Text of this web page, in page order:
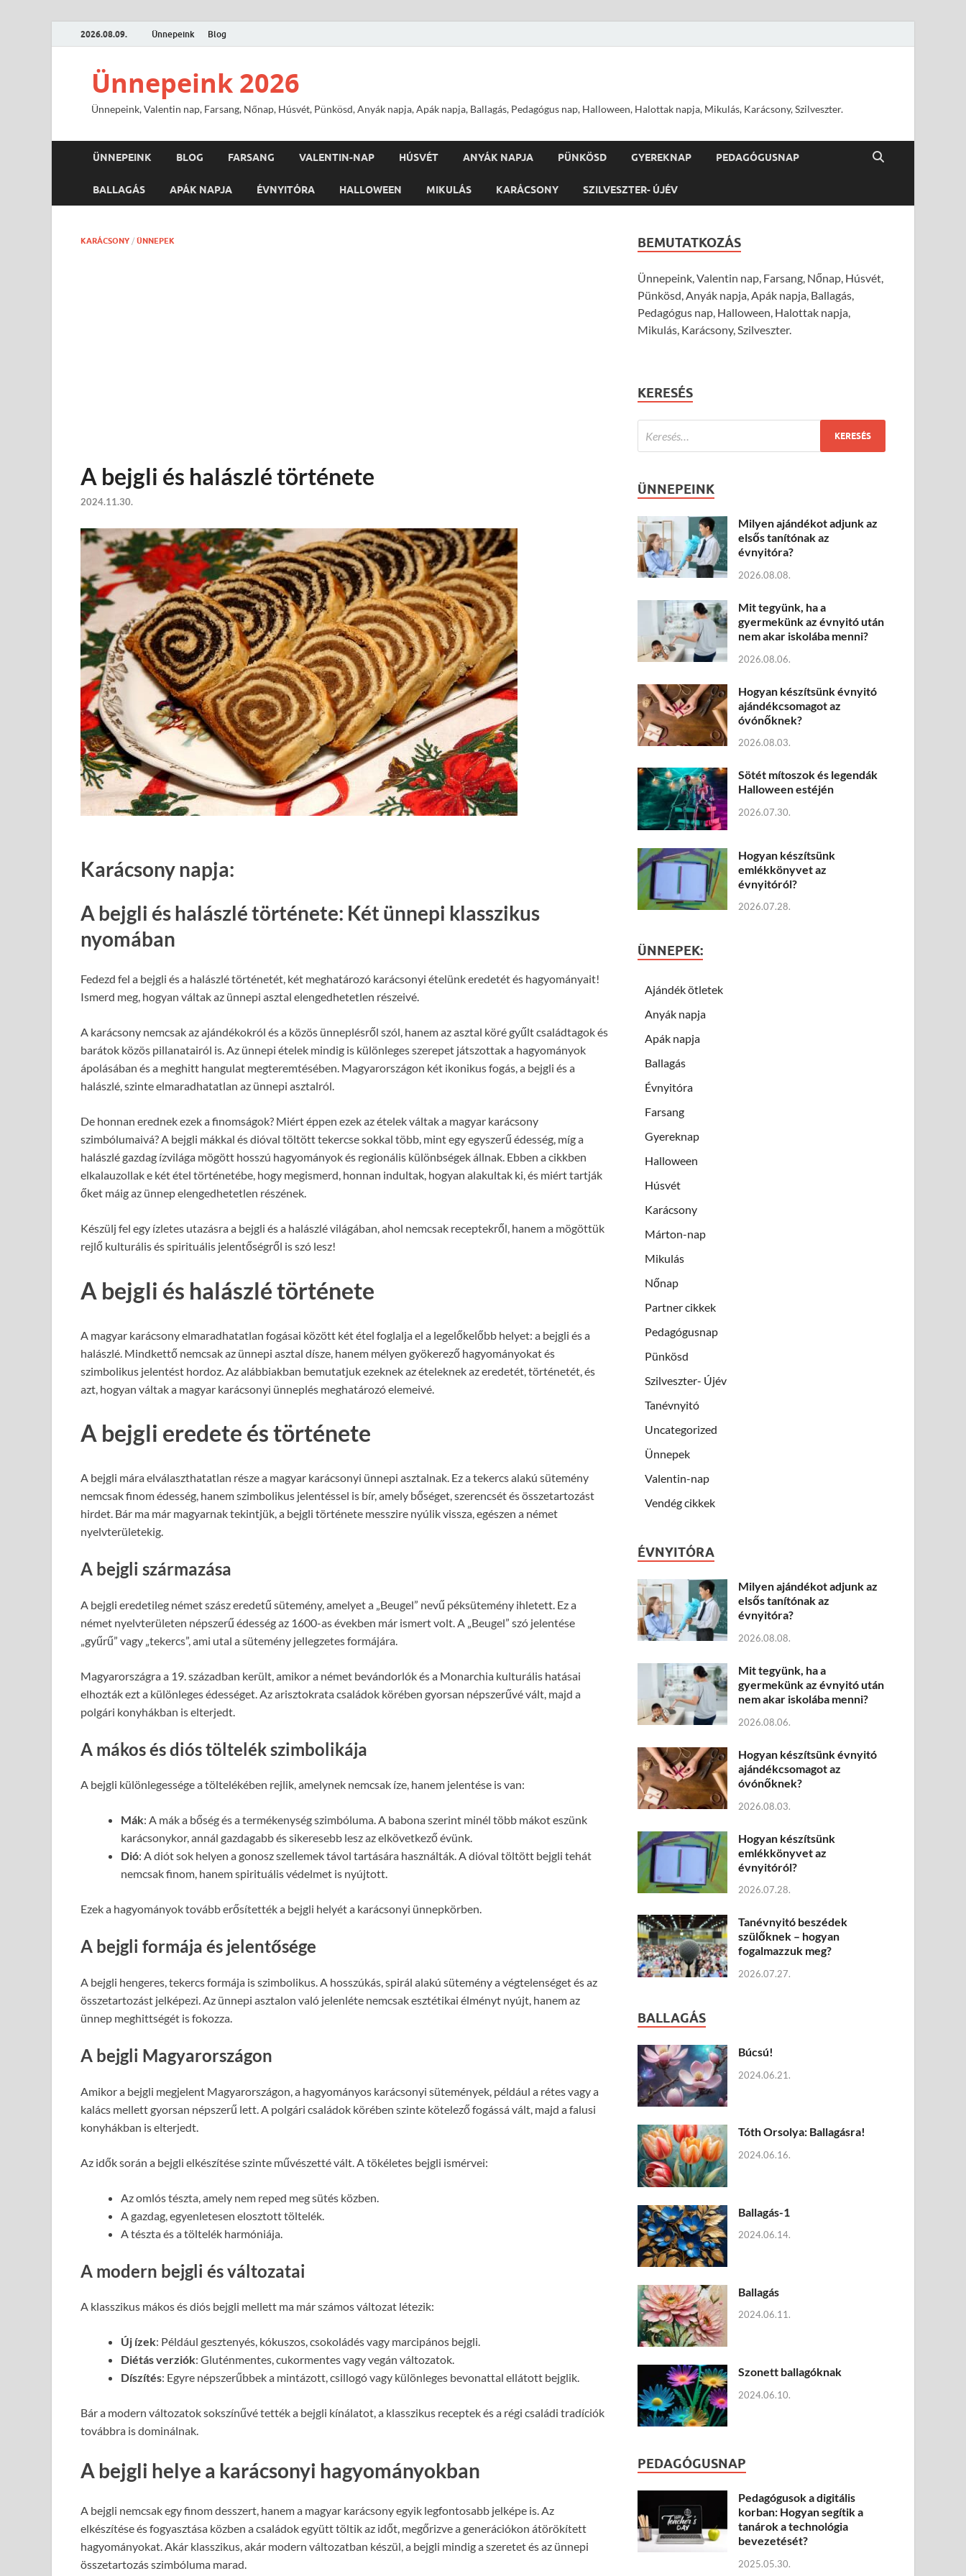
2026.08.09. Ünnepeink Blog
Ünnepeink 2026
Ünnepeink, Valentin nap, Farsang, Nőnap, Húsvét, Pünkösd, Anyák napja, Apák napja, Ballagás, Pedagógus nap, Halloween, Halottak napja, Mikulás, Karácsony, Szilveszter.
ÜNNEPEINK BLOG FARSANG VALENTIN-NAP HÚSVÉT ANYÁK NAPJA PÜNKÖSD GYEREKNAP PEDAGÓGUSNAP
BALLAGÁS APÁK NAPJA ÉVNYITÓRA HALLOWEEN MIKULÁS KARÁCSONY SZILVESZTER- ÚJÉV
KARÁCSONY / ÜNNEPEK
A bejgli és halászlé története
2024.11.30.
Karácsony napja:
A bejgli és halászlé története: Két ünnepi klasszikus
nyomában
Fedezd fel a bejgli és a halászlé történetét, két meghatározó karácsonyi ételünk eredetét és hagyományait!
Ismerd meg, hogyan váltak az ünnepi asztal elengedhetetlen részeivé.
A karácsony nemcsak az ajándékokról és a közös ünneplésről szól, hanem az asztal köré gyűlt családtagok és
barátok közös pillanatairól is. Az ünnepi ételek mindig is különleges szerepet játszottak a hagyományok
ápolásában és a meghitt hangulat megteremtésében. Magyarországon két ikonikus fogás, a bejgli és a
halászlé, szinte elmaradhatatlan az ünnepi asztalról.
De honnan erednek ezek a finomságok? Miért éppen ezek az ételek váltak a magyar karácsony
szimbólumaivá? A bejgli mákkal és dióval töltött tekercse sokkal több, mint egy egyszerű édesség, míg a
halászlé gazdag ízvilága mögött hosszú hagyományok és regionális különbségek állnak. Ebben a cikkben
elkalauzollak e két étel történetébe, hogy megismerd, honnan indultak, hogyan alakultak ki, és miért tartják
őket máig az ünnep elengedhetetlen részének.
Készülj fel egy ízletes utazásra a bejgli és a halászlé világában, ahol nemcsak receptekről, hanem a mögöttük
rejlő kulturális és spirituális jelentőségről is szó lesz!
A bejgli és halászlé története
A magyar karácsony elmaradhatatlan fogásai között két étel foglalja el a legelőkelőbb helyet: a bejgli és a
halászlé. Mindkettő nemcsak az ünnepi asztal dísze, hanem mélyen gyökerező hagyományokat és
szimbolikus jelentést hordoz. Az alábbiakban bemutatjuk ezeknek az ételeknek az eredetét, történetét, és
azt, hogyan váltak a magyar karácsonyi ünneplés meghatározó elemeivé.
A bejgli eredete és története
A bejgli mára elválaszthatatlan része a magyar karácsonyi ünnepi asztalnak. Ez a tekercs alakú sütemény
nemcsak finom édesség, hanem szimbolikus jelentéssel is bír, amely bőséget, szerencsét és összetartozást
hirdet. Bár ma már magyarnak tekintjük, a bejgli története messzire nyúlik vissza, egészen a német
nyelvterületekig.
A bejgli származása
A bejgli eredetileg német szász eredetű sütemény, amelyet a „Beugel” nevű péksütemény ihletett. Ez a
német nyelvterületen népszerű édesség az 1600-as években már ismert volt. A „Beugel” szó jelentése
„gyűrű” vagy „tekercs”, ami utal a sütemény jellegzetes formájára.
Magyarországra a 19. században került, amikor a német bevándorlók és a Monarchia kulturális hatásai
elhozták ezt a különleges édességet. Az arisztokrata családok körében gyorsan népszerűvé vált, majd a
polgári konyhákban is elterjedt.
A mákos és diós töltelék szimbolikája
A bejgli különlegessége a töltelékében rejlik, amelynek nemcsak íze, hanem jelentése is van:
Mák: A mák a bőség és a termékenység szimbóluma. A babona szerint minél több mákot eszünk
karácsonykor, annál gazdagabb és sikeresebb lesz az elkövetkező évünk.
Dió: A diót sok helyen a gonosz szellemek távol tartására használták. A dióval töltött bejgli tehát
nemcsak finom, hanem spirituális védelmet is nyújtott.
Ezek a hagyományok tovább erősítették a bejgli helyét a karácsonyi ünnepkörben.
A bejgli formája és jelentősége
A bejgli hengeres, tekercs formája is szimbolikus. A hosszúkás, spirál alakú sütemény a végtelenséget és az
összetartozást jelképezi. Az ünnepi asztalon való jelenléte nemcsak esztétikai élményt nyújt, hanem az
ünnep meghittségét is fokozza.
A bejgli Magyarországon
Amikor a bejgli megjelent Magyarországon, a hagyományos karácsonyi sütemények, például a rétes vagy a
kalács mellett gyorsan népszerű lett. A polgári családok körében szinte kötelező fogássá vált, majd a falusi
konyhákban is elterjedt.
Az idők során a bejgli elkészítése szinte művészetté vált. A tökéletes bejgli ismérvei:
Az omlós tészta, amely nem reped meg sütés közben.
A gazdag, egyenletesen elosztott töltelék.
A tészta és a töltelék harmóniája.
A modern bejgli és változatai
A klasszikus mákos és diós bejgli mellett ma már számos változat létezik:
Új ízek: Például gesztenyés, kókuszos, csokoládés vagy marcipános bejgli.
Diétás verziók: Gluténmentes, cukormentes vagy vegán változatok.
Díszítés: Egyre népszerűbbek a mintázott, csillogó vagy különleges bevonattal ellátott bejglik.
Bár a modern változatok sokszínűvé tették a bejgli kínálatot, a klasszikus receptek és a régi családi tradíciók
továbbra is dominálnak.
A bejgli helye a karácsonyi hagyományokban
A bejgli nemcsak egy finom desszert, hanem a magyar karácsony egyik legfontosabb jelképe is. Az
elkészítése és fogyasztása közben a családok együtt töltik az időt, megőrizve a generációkon átörökített
hagyományokat. Akár klasszikus, akár modern változatban készül, a bejgli mindig a szeretet és az ünnepi
összetartozás szimbóluma marad.
BEMUTATKOZÁS
Ünnepeink, Valentin nap, Farsang, Nőnap, Húsvét,
Pünkösd, Anyák napja, Apák napja, Ballagás,
Pedagógus nap, Halloween, Halottak napja,
Mikulás, Karácsony, Szilveszter.
KERESÉS
ÜNNEPEINK
Milyen ajándékot adjunk az
elsős tanítónak az
évnyitóra?
2026.08.08.
Mit tegyünk, ha a
gyermekünk az évnyitó után
nem akar iskolába menni?
2026.08.06.
Hogyan készítsünk évnyitó
ajándékcsomagot az
óvónőknek?
2026.08.03.
Sötét mítoszok és legendák
Halloween estéjén
2026.07.30.
Hogyan készítsünk
emlékkönyvet az
évnyitóról?
2026.07.28.
ÜNNEPEK:
Ajándék ötletek
Anyák napja
Apák napja
Ballagás
Évnyitóra
Farsang
Gyereknap
Halloween
Húsvét
Karácsony
Márton-nap
Mikulás
Nőnap
Partner cikkek
Pedagógusnap
Pünkösd
Szilveszter- Újév
Tanévnyitó
Uncategorized
Ünnepek
Valentin-nap
Vendég cikkek
ÉVNYITÓRA
Milyen ajándékot adjunk az
elsős tanítónak az
évnyitóra?
2026.08.08.
Mit tegyünk, ha a
gyermekünk az évnyitó után
nem akar iskolába menni?
2026.08.06.
Hogyan készítsünk évnyitó
ajándékcsomagot az
óvónőknek?
2026.08.03.
Hogyan készítsünk
emlékkönyvet az
évnyitóról?
2026.07.28.
Tanévnyitó beszédek
szülőknek – hogyan
fogalmazzuk meg?
2026.07.27.
BALLAGÁS
Búcsú!
2024.06.21.
Tóth Orsolya: Ballagásra!
2024.06.16.
Ballagás-1
2024.06.14.
Ballagás
2024.06.11.
Szonett ballagóknak
2024.06.10.
PEDAGÓGUSNAP
Pedagógusok a digitális
korban: Hogyan segítik a
tanárok a technológia
bevezetését?
2025.05.30.